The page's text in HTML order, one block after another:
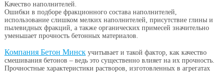
Качество наполнителей.
Ошибки в подборе фракционного состава наполнителей,
использование слишком мелких наполнителей, присутствие глины и
пылевидных фракций, а также органических примесей значительно
уменьшает прочность бетонных материалов.
Компания Бетон Минскучитывает и такой фактор, как качество
смешивания бетонов – ведь это существенно влияет на их прочность.
Прочностные характеристики растворов, изготовленных в агрегатах